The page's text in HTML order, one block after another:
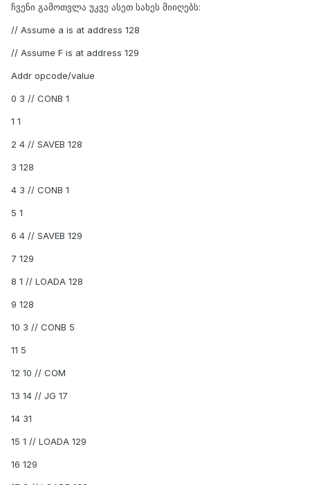
ჩვენი გამოთვლა უკვე ასეთ სახეს მიიღებს:
// Assume a is at address 128
// Assume F is at address 129
Addr opcode/value
0 3 // CONB 1
1 1
2 4 // SAVEB 128
3 128
4 3 // CONB 1
5 1
6 4 // SAVEB 129
7 129
8 1 // LOADA 128
9 128
10 3 // CONB 5
11 5
12 10 // COM
13 14 // JG 17
14 31
15 1 // LOADA 129
16 129